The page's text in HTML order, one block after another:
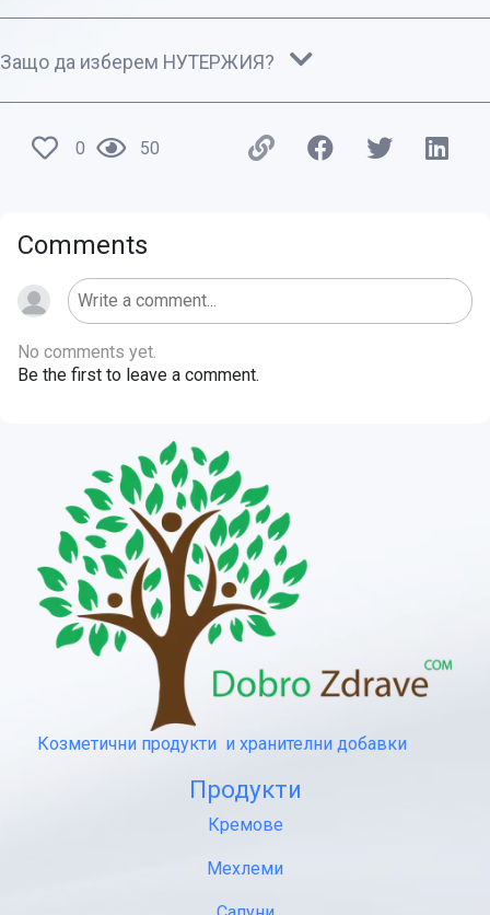
Защо да изберем НУТЕРЖИЯ?
0 50
Comments
No comments yet.
Be the first to leave a comment.
Козметични продукти и хранителни добавки
Продукти
Кремове
Мехлеми